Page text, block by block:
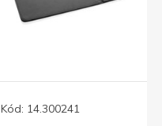
Kód: 14.300241